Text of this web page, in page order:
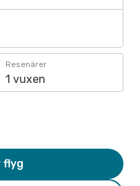
Resenärer
1 vuxen
flyg